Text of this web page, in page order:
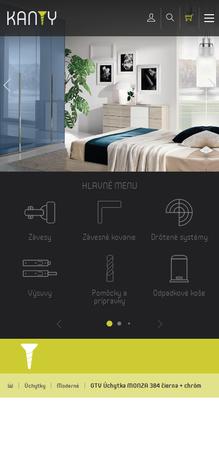
HLAVNÉ MENU
Závesy
Výsuvy
Závesné kovanie
Pomôcky a
prípravky
Drôtené systémy
Odpadkové koše
Úchytky Moderné GTV Úchytka MONZA 384 čierna + chróm